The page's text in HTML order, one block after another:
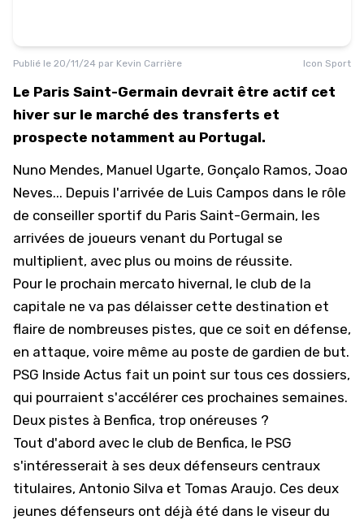
Publié le 20/11/24 par Kevin Carrière Icon Sport
Le Paris Saint-Germain devrait être actif cet
hiver sur le marché des transferts et
prospecte notamment au Portugal.
Nuno Mendes, Manuel Ugarte, Gonçalo Ramos, Joao
Neves... Depuis l'arrivée de Luis Campos dans le rôle
de conseiller sportif du Paris Saint-Germain, les
arrivées de joueurs venant du Portugal se
multiplient, avec plus ou moins de réussite.
Pour le prochain mercato hivernal, le club de la
capitale ne va pas délaisser cette destination et
flaire de nombreuses pistes, que ce soit en défense,
en attaque, voire même au poste de gardien de but.
PSG Inside Actus fait un point sur tous ces dossiers,
qui pourraient s'accélérer ces prochaines semaines.
Deux pistes à Benfica, trop onéreuses ?
Tout d'abord avec le club de Benfica, le PSG
s'intéresserait à ses deux défenseurs centraux
titulaires, Antonio Silva et Tomas Araujo. Ces deux
jeunes défenseurs ont déjà été dans le viseur du